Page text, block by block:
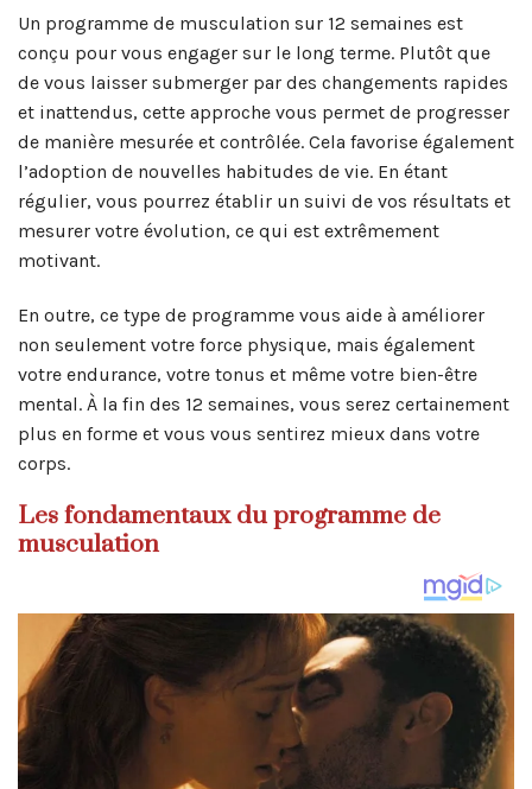
Un programme de musculation sur 12 semaines est
conçu pour vous engager sur le long terme. Plutôt que
de vous laisser submerger par des changements rapides
et inattendus, cette approche vous permet de progresser
de manière mesurée et contrôlée. Cela favorise également
l’adoption de nouvelles habitudes de vie. En étant
régulier, vous pourrez établir un suivi de vos résultats et
mesurer votre évolution, ce qui est extrêmement
motivant.
En outre, ce type de programme vous aide à améliorer
non seulement votre force physique, mais également
votre endurance, votre tonus et même votre bien-être
mental. À la fin des 12 semaines, vous serez certainement
plus en forme et vous vous sentirez mieux dans votre
corps.
Les fondamentaux du programme de
musculation